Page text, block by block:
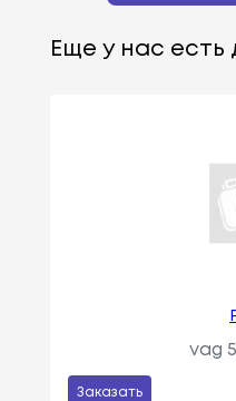
Еще у нас есть
vag
Заказать